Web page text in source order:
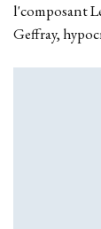
l'composant
Geffray,